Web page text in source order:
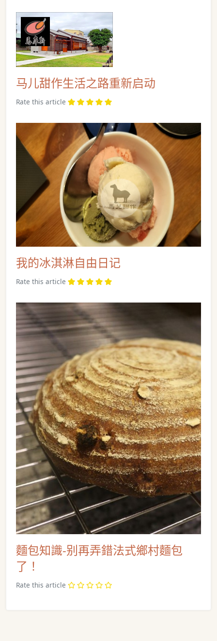
马儿甜作生活之路重新启动
Rate this article
我的冰淇淋自由日记
Rate this article
麵包知識-别再弄錯法式鄉村麵包
了！
Rate this article